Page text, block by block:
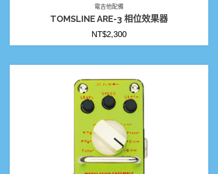
電吉他配備
TOMSLINE ARE-3 相位效果器
NT$2,300